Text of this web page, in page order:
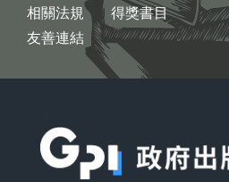
相關法規
友善連結
得獎書目